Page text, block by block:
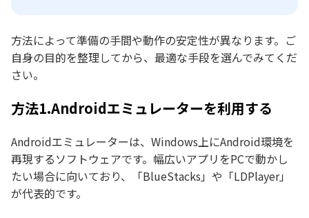
方法によって準備の手間や動作の安定性が異なります。ご
自身の目的を整理してから、最適な手段を選んでみてくだ
さい。
方法1.Androidエミュレーターを利用する
Androidエミュレーターは、Windows上にAndroid環境を
再現するソフトウェアです。幅広いアプリをPCで動かし
たい場合に向いており、「BlueStacks」や「LDPlayer」
が代表的です。